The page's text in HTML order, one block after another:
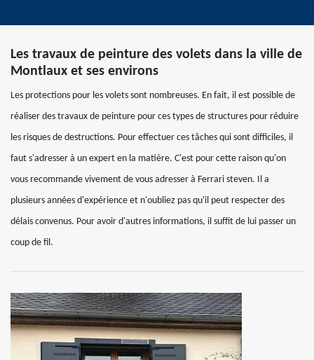
Les travaux de peinture des volets dans la ville de
Montlaux et ses environs
Les protections pour les volets sont nombreuses. En fait, il est possible de
réaliser des travaux de peinture pour ces types de structures pour réduire
les risques de destructions. Pour effectuer ces tâches qui sont difficiles, il
faut s'adresser à un expert en la matière. C'est pour cette raison qu'on
vous recommande vivement de vous adresser à Ferrari steven. Il a
plusieurs années d'expérience et n'oubliez pas qu'il peut respecter des
délais convenus. Pour avoir d'autres informations, il suffit de lui passer un
coup de fil.